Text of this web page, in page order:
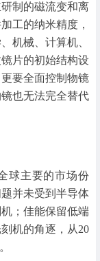
制的磁流变和离
工的纳米精度，
机械、计算机、
片的初始结构设
要全面控制物镜
也无法完全替代
球主要的市场份
并未受到半导体
；佳能保留低端
机的角逐，从20